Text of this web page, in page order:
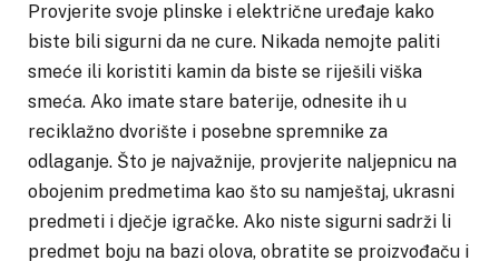
Provjerite svoje plinske i električne uređaje kako
biste bili sigurni da ne cure. Nikada nemojte paliti
smeće ili koristiti kamin da biste se riješili viška
smeća. Ako imate stare baterije, odnesite ih u
reciklažno dvorište i posebne spremnike za
odlaganje. Što je najvažnije, provjerite naljepnicu na
obojenim predmetima kao što su namještaj, ukrasni
predmeti i dječje igračke. Ako niste sigurni sadrži li
predmet boju na bazi olova, obratite se proizvođaču i